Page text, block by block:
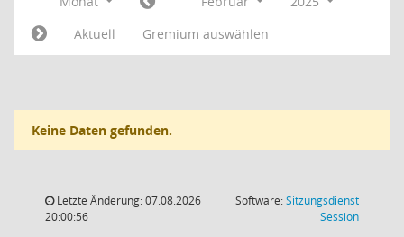
Aktuell
Gremium auswählen
Keine Daten gefunden.
Letzte Änderung: 07.08.2026
20:00:56
Software:Sitzungsdienst
Session(Wird in